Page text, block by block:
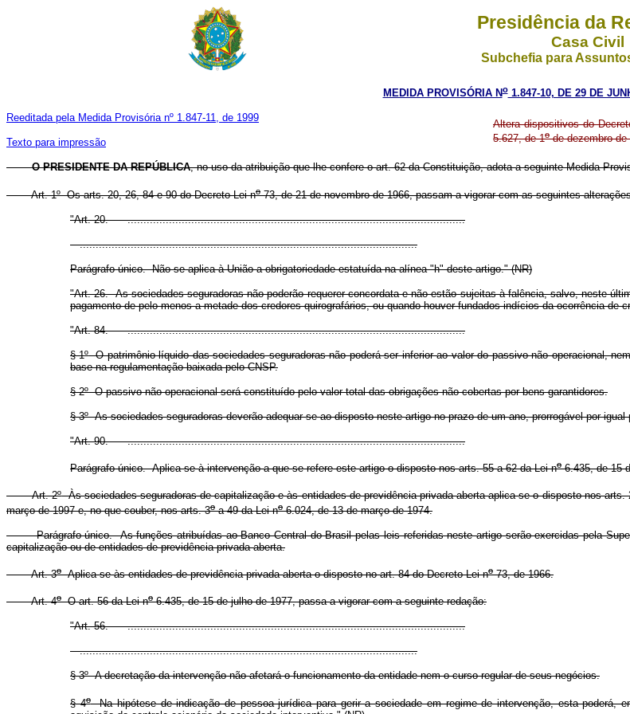
Presidência da
Casa Civil
Subchefia para
MEDIDA PROVISÓRIA No1.847-10, DE 29 DE
Reeditada pela Medida Provisória nº 1.847-11, de 1999
Texto para impressão
Altera dispositivos do
5.627, de 1ode dezembro de
O PRESIDENTE DA REPÚBLICA, no uso da atribuição que lhe confere o art. 62 da Constituição, adota a seguinte Medida
Art. 1ºOs arts. 20, 26, 84 e 90 do Decreto-Lei no73, de 21 de novembro de 1966, passam a vigorar com as seguintes
"Art. 20. ..........................................................................................................
..........................................................................................................
Parágrafo único. Não se aplica à União a obrigatoriedade estatuída na alínea "h" deste artigo." (NR)
"Art. 26. As sociedades seguradoras não poderão requerer concordata e não estão sujeitas à falência, salvo, neste
pagamento de pelo menos a metade dos credores quirografários, ou quando houver fundados indícios da ocorrência de
"Art. 84. ..........................................................................................................
§ 1ºO patrimônio líquido das sociedades seguradoras não poderá ser inferior ao valor do passivo não operacional,
base na regulamentação baixada pelo CNSP.
§ 2ºO passivo não operacional será constituído pelo valor total das obrigações não cobertas por bens garantidores.
§ 3ºAs sociedades seguradoras deverão adequar-se ao disposto neste artigo no prazo de um ano, prorrogável por
"Art. 90. ..........................................................................................................
Parágrafo único. Aplica-se à intervenção a que se refere este artigo o disposto nos arts. 55 a 62 da Lei no6.435, de 15
Art. 2ºÀs sociedades seguradoras de capitalização e às entidades de previdência privada aberta aplica-se o disposto nos arts.
março de 1997 e, no que couber, nos arts. 3oa 49 da Lei no6.024, de 13 de março de 1974.
Parágrafo único. As funções atribuídas ao Banco Central do Brasil pelas leis referidas neste artigo serão exercidas pela
capitalização ou de entidades de previdência privada aberta.
Art. 3oAplica-se às entidades de previdência privada aberta o disposto no art. 84 do Decreto-Lei no73, de 1966.
Art. 4oO art. 56 da Lei no6.435, de 15 de julho de 1977, passa a vigorar com a seguinte redação:
"Art. 56. ..........................................................................................................
..........................................................................................................
§ 3ºA decretação da intervenção não afetará o funcionamento da entidade nem o curso regular de seus negócios.
§ 4oNa hipótese de indicação de pessoa jurídica para gerir a sociedade em regime de intervenção, esta poderá,